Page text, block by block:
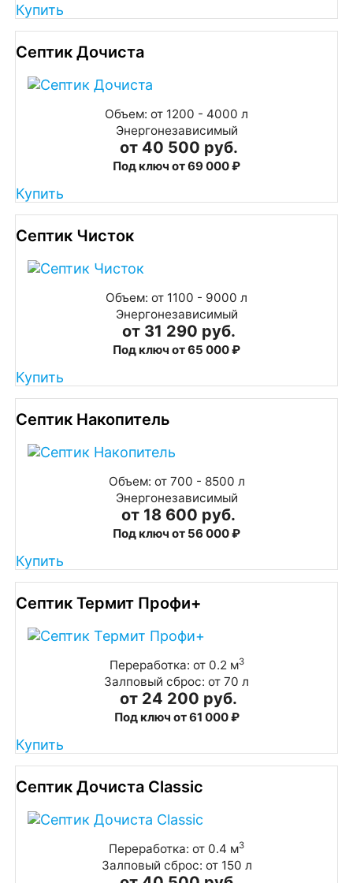
Купить
Септик Дочиста
Объем: от 1200 - 4000 л
Энергонезависимый
от 40 500 руб.
Под ключ от 69 000 ₽
Купить
Септик Чисток
Объем: от 1100 - 9000 л
Энергонезависимый
от 31 290 руб.
Под ключ от 65 000 ₽
Купить
Септик Накопитель
Объем: от 700 - 8500 л
Энергонезависимый
от 18 600 руб.
Под ключ от 56 000 ₽
Купить
Септик Термит Профи+
Переработка: от 0.2 м3
Залповый сброс: от 70 л
от 24 200 руб.
Под ключ от 61 000 ₽
Купить
Септик Дочиста Classic
Переработка: от 0.4 м3
Залповый сброс: от 150 л